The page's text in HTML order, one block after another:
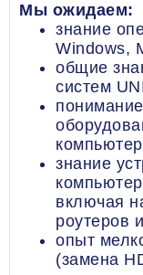
Мы ожидаем:
знание
Windows,
общие
систем
­знание
включая
роутеров
­опыт
(замена